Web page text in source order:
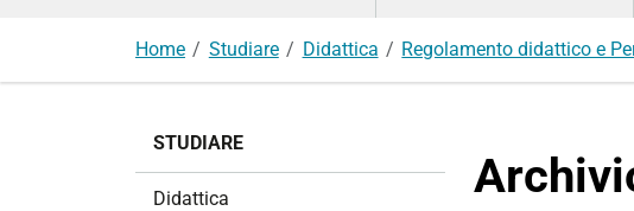
Home Studiare Didattica Regolamento didattico e
STUDIARE
Didattica